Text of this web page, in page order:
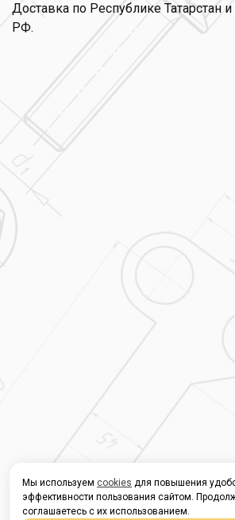
Доставка по Республике Татарстан
РФ.
Мы используем cookies для повышения
эффективности пользования сайтом.
соглашаетесь с их использованием.